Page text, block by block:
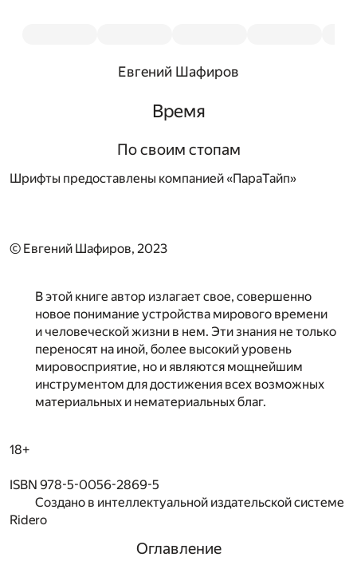
Евгений Шафиров
Время
По своим стопам
Шрифты предоставлены компанией «ПараТайп»
© Евгений Шафиров, 2023
В этой книге автор излагает свое, совершенно
новое понимание устройства мирового времени
и человеческой жизни в нем. Эти знания не только
переносят на иной, более высокий уровень
мировосприятие, но и являются мощнейшим
инструментом для достижения всех возможных
материальных и нематериальных благ.
18+
ISBN 978-5-0056-2869-5
Создано в интеллектуальной издательской системе
Ridero
Оглавление